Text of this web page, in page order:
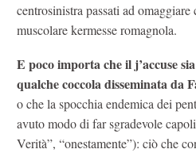
centrosinistra passati ad
muscolare kermesse romagnola.
E poco importa che il j’accuse
qualche coccola disseminata da
o che la spocchia endemica dei
avuto modo di far sgradevole
Verità”, “onestamente”): ciò che